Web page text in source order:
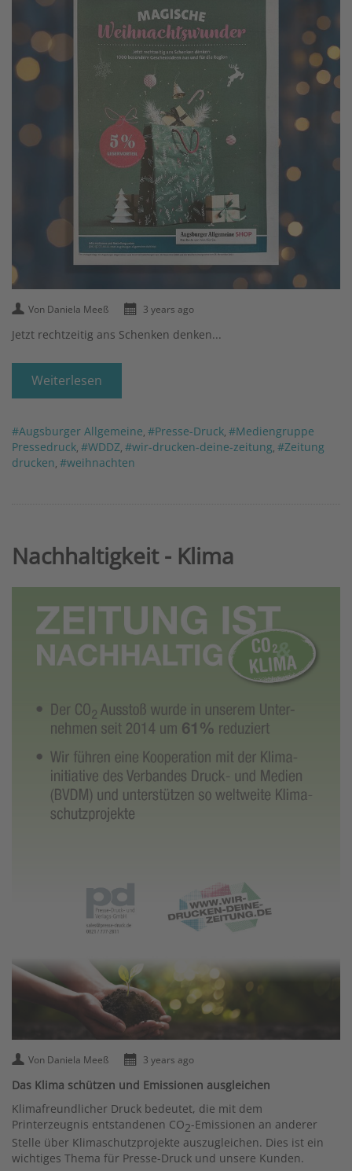
Von Daniela Meeß 3 years ago
Jetzt rechtzeitig ans Schenken denken...
Weiterlesen
#Augsburger Allgemeine #Presse-Druck #Mediengruppe
Pressedruck #WDDZ #wir-drucken-deine-zeitung #Zeitung
drucken #weihnachten
Nachhaltigkeit - Klima
Von Daniela Meeß 3 years ago
Das Klima schützen und Emissionen ausgleichen
Klimafreundlicher Druck bedeutet, die mit dem
Printerzeugnis entstandenen CO2-Emissionen an anderer
Stelle über Klimaschutzprojekte auszugleichen. Dies ist ein
wichtiges Thema für Presse-Druck und unsere Kunden.